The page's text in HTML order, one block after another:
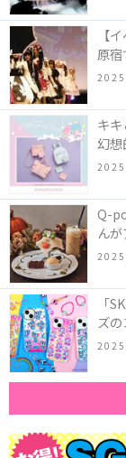
【
原
キキ
幻
ツイ
Q-
ん
ー
「
「
ズ
作コ